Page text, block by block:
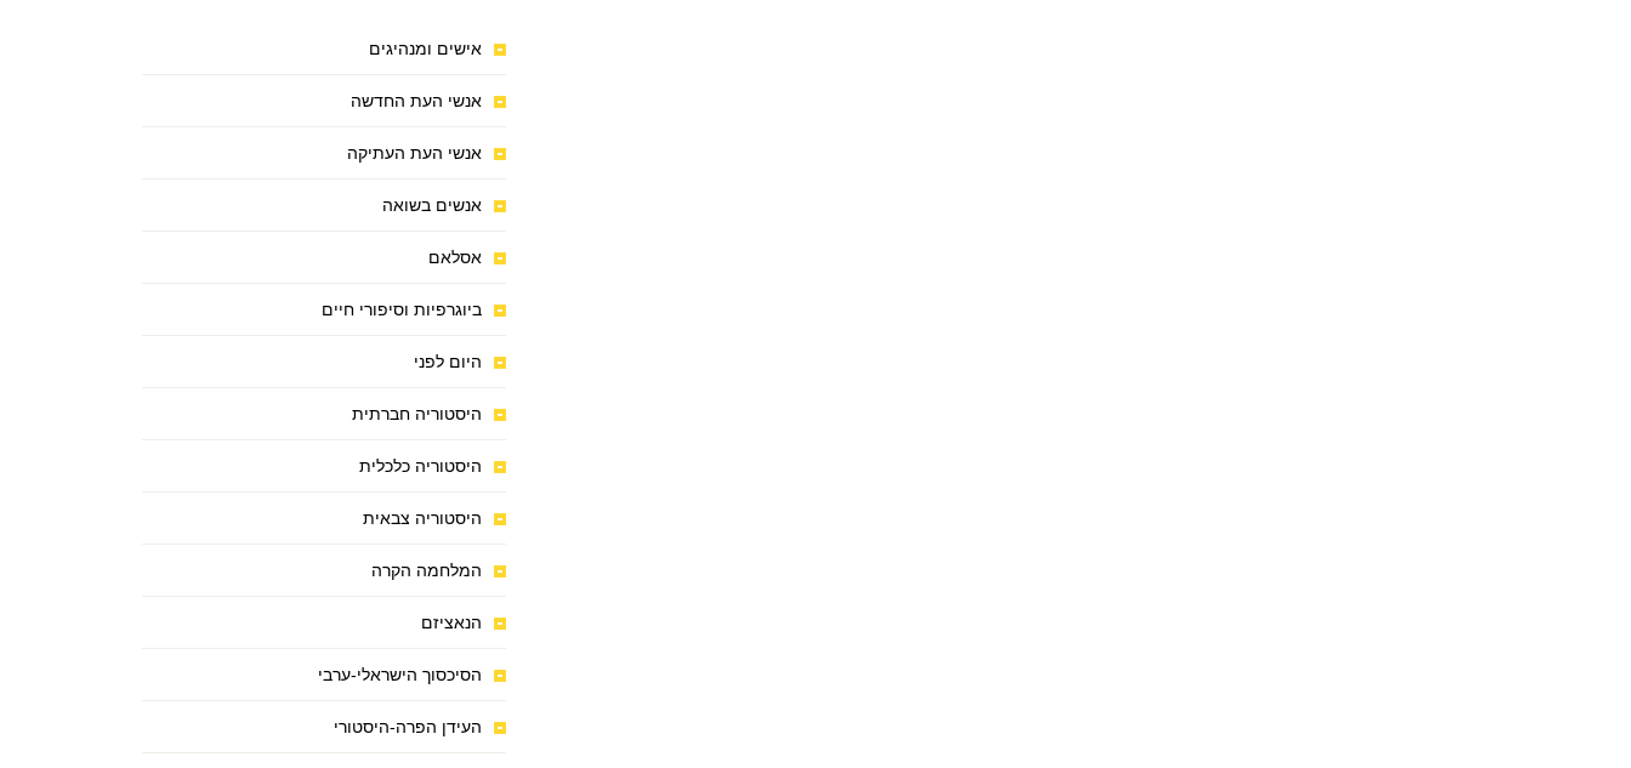
אישים ומנהיגים
אנשי העת החדשה
אנשי העת העתיקה
אנשים בשואה
אסלאם
ביוגרפיות וסיפורי חיים
היום לפני
היסטוריה חברתית
היסטוריה כלכלית
היסטוריה צבאית
המלחמה הקרה
הנאציזם
הסיכסוך הישראלי-ערבי
העידן הפרה-היסטורי